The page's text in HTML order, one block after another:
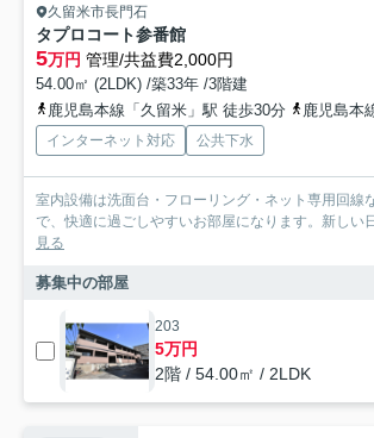
久留米市長門石
タプロコート参番館
5万円 管理/共益費2,000円
54.00㎡ (2LDK) /築33年 /3階建
鹿児島本線「久留米」駅 徒歩30分
鹿児島本線「
インターネット対応 公共下水
室内設備は洗面台・フローリング・ネット専用回線
で、快適に過ごしやすいお部屋になります。新しい
見る
募集中の部屋
203
5万円
2階 / 54.00㎡ / 2LDK